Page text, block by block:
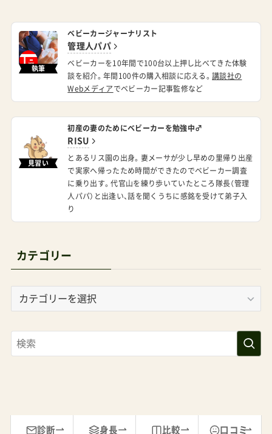
執筆
ベビーカージャーナリスト
管理人パパ
ベビーカーを10年間で100台以上押し比べてきた体験
談を紹介。年間100件の購入相談に応える。講談社の
Webメディア でベビーカー記事監修など
見習い
初産の妻のためにベビーカーを勉強中♂
RISU
とあるリス園の出身。妻メーサが少し早めの里帰り出産
で実家へ帰ったため時間ができたのでベビーカー調査
に乗り出す。代官山を練り歩いていたところ隊長（管理
人パパ）と出逢い、話を聞くうちに感銘を受けて弟子入
り
カテゴリー
リ
ー
診断 身長 比較 口コミ